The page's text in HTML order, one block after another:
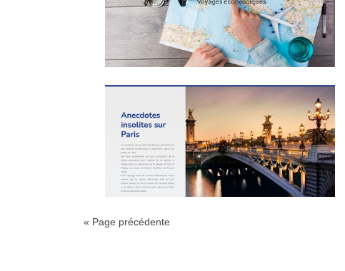
« Page précédente